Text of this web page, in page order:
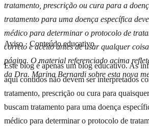
tratamento, prescrição ou cura para a
tratamento para uma doença específica
médico para determinar o protocolo de
correto e aceito antes de usar qualquer
página. O material referenciado acima
da Dra. Marina Bernardi sobre esta nova
Aviso · Conteúdo educativo
Este blog é apenas um blog educativo. As
aqui contidos não devem ser interpretados
tratamento, prescrição ou cura para
buscam tratamento para uma doença
médico para determinar o protocolo de